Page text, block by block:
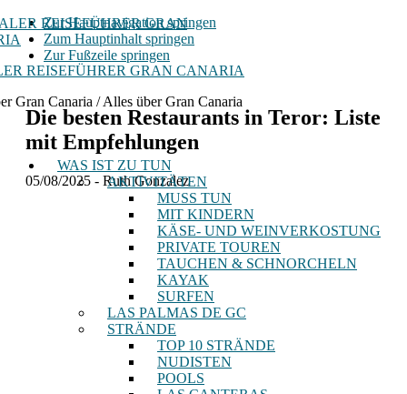
Zur Hauptnavigation springen
Zum Hauptinhalt springen
Zur Fußzeile springen
REISEFÜHRER GRAN CANARIA
Gran Canaria / Alles über Gran Canaria
WAS IST ZU TUN
AKTIVITÄTEN
MUSS TUN
MIT KINDERN
KÄSE- UND WEINVERKOSTUNG
PRIVATE TOUREN
TAUCHEN & SCHNORCHELN
KAYAK
SURFEN
LAS PALMAS DE GC
STRÄNDE
TOP 10 STRÄNDE
NUDISTEN
POOLS
Die besten Restaurants in Teror: Liste
mit Empfehlungen
05/08/2025 - Ruth Gonzalez